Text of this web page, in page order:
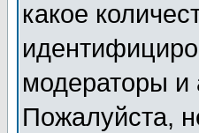
какое
модераторы и
Пожалуйста,